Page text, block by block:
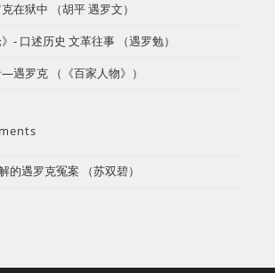
在狱中 （胡平 遇罗文）
- 口述历史 文革往事 （遇罗勉）
遇罗克 （《百家人物》）
的遇罗克冤案 （苏双碧）